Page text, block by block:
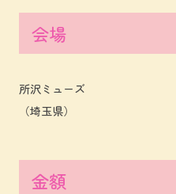
会場
所沢ミューズ
（埼玉県）
金額